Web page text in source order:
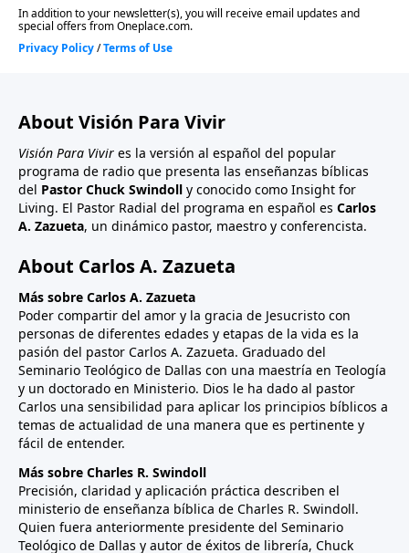
About Visión Para Vivir
Visión Para Vivir es la versión al español del popular
programa de radio que presenta las enseñanzas bíblicas
del Pastor Chuck Swindoll y conocido como Insight for
Living. El Pastor Radial del programa en español es Carlos
A. Zazueta, un dinámico pastor, maestro y conferencista.
About Carlos A. Zazueta
Más sobre Carlos A. Zazueta
Poder compartir del amor y la gracia de Jesucristo con
personas de diferentes edades y etapas de la vida es la
pasión del pastor Carlos A. Zazueta. Graduado del
Seminario Teológico de Dallas con una maestría en Teología
y un doctorado en Ministerio. Dios le ha dado al pastor
Carlos una sensibilidad para aplicar los principios bíblicos a
temas de actualidad de una manera que es pertinente y
fácil de entender.
Más sobre Charles R. Swindoll
Precisión, claridad y aplicación práctica describen el
ministerio de enseñanza bíblica de Charles R. Swindoll.
Quien fuera anteriormente presidente del Seminario
Teológico de Dallas y autor de éxitos de librería, Chuck